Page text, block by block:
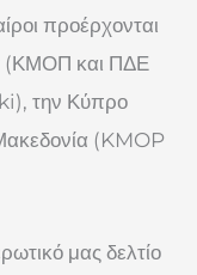
προέρχονται
(ΚΜΟΠ και ΠΔΕ
την Κύπρο
(KMOP
μας δελτίο